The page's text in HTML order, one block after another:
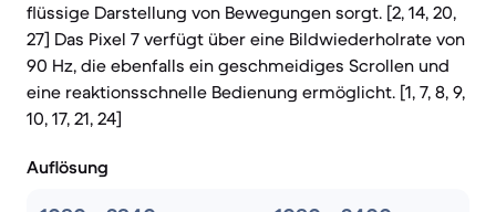
flüssige Darstellung von Bewegungen sorgt. [2, 14, 20,
27] Das Pixel 7 verfügt über eine Bildwiederholrate von
90 Hz, die ebenfalls ein geschmeidiges Scrollen und
eine reaktionsschnelle Bedienung ermöglicht. [1, 7, 8, 9,
10, 17, 21, 24]
Auflösung